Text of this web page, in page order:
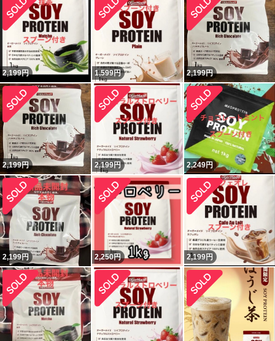
2,199円 1,599円 2,199円
2,199円 2,199円 2,249円
2,199円 2,250円 2,199円